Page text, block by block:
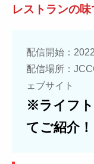
レストランの
配信開始：
配信場所：
ェブサイト
※ライフ
てご紹介！